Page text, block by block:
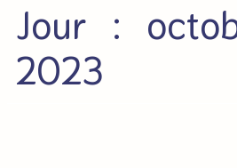
Jour :
2023